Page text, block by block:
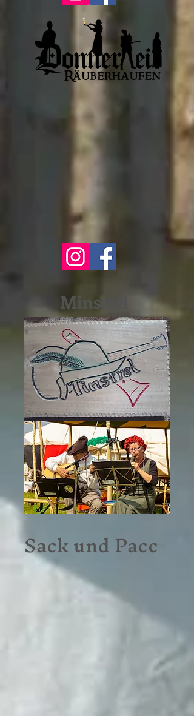
Minstrel
Sack und Pacc